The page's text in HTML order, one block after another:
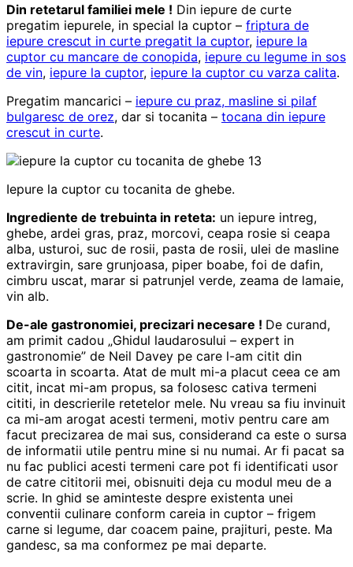
Din retetarul familiei mele ! Din iepure de curte
pregatim iepurele, in special la cuptor – friptura de
iepure crescut in curte pregatit la cuptor, iepure la
cuptor cu mancare de conopida, iepure cu legume in sos
de vin, iepure la cuptor, iepure la cuptor cu varza calita.
Pregatim mancarici – iepure cu praz, masline si pilaf
bulgaresc de orez, dar si tocanita – tocana din iepure
crescut in curte.
Iepure la cuptor cu tocanita de ghebe.
Ingrediente de trebuinta in reteta: un iepure intreg,
ghebe, ardei gras, praz, morcovi, ceapa rosie si ceapa
alba, usturoi, suc de rosii, pasta de rosii, ulei de masline
extravirgin, sare grunjoasa, piper boabe, foi de dafin,
cimbru uscat, marar si patrunjel verde, zeama de lamaie,
vin alb.
De-ale gastronomiei, precizari necesare ! De curand,
am primit cadou „Ghidul laudarosului – expert in
gastronomie” de Neil Davey pe care l-am citit din
scoarta in scoarta. Atat de mult mi-a placut ceea ce am
citit, incat mi-am propus, sa folosesc cativa termeni
cititi, in descrierile retetelor mele. Nu vreau sa fiu invinuit
ca mi-am arogat acesti termeni, motiv pentru care am
facut precizarea de mai sus, considerand ca este o sursa
de informatii utile pentru mine si nu numai. Ar fi pacat sa
nu fac publici acesti termeni care pot fi identificati usor
de catre cititorii mei, obisnuiti deja cu modul meu de a
scrie. In ghid se aminteste despre existenta unei
conventii culinare conform careia in cuptor – frigem
carne si legume, dar coacem paine, prajituri, peste. Ma
gandesc, sa ma conformez pe mai departe.